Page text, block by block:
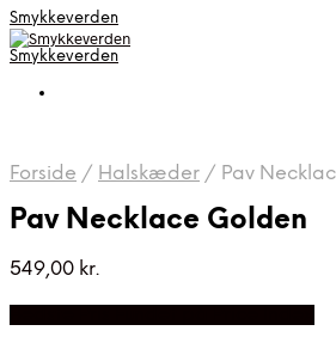
Smykkeverden
Smykkeverden
Forside / Halskæder / Pav
Pav Necklace Golden
549,00 kr.